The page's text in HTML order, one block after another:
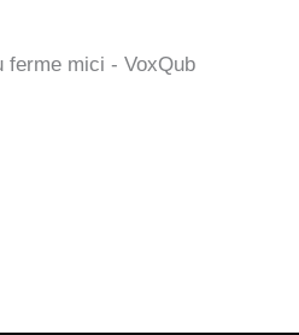
ferme mici - VoxQub